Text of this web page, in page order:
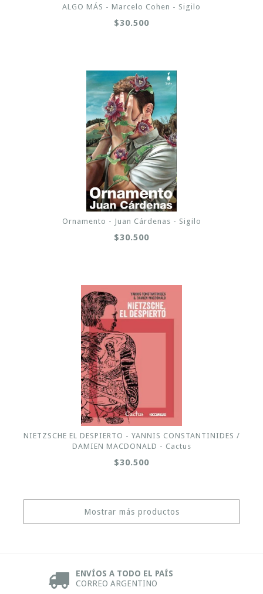
ALGO MÁS - Marcelo Cohen - Sigilo
$30.500
Ornamento - Juan Cárdenas - Sigilo
$30.500
NIETZSCHE EL DESPIERTO - YANNIS CONSTANTINIDES /
DAMIEN MACDONALD - Cactus
$30.500
Mostrar más productos
ENVÍOS A TODO EL PAÍS
CORREO ARGENTINO